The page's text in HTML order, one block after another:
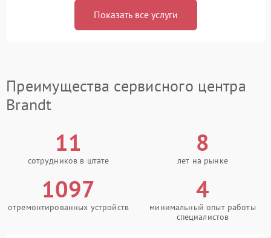
Показать все услуги
Преимущества сервисного центра
Brandt
11
сотрудников в штате
8
лет на рынке
1097
отремонтированных устройств
4
минимальный опыт работы
специалистов